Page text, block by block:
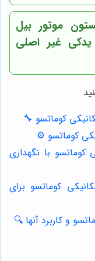
موتور بیل
یدکی غیر اصلی
کوماتسو 🔧
کوماتسو ⚙️
با نگهداری
کوماتسو برای
و کاربرد آنها 🔍